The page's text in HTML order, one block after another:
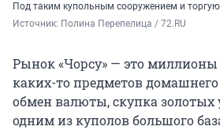
Под таким купольным сооружением и
Источник: Полина Перепелица / 72.RU
Рынок «Чорсу» — это
каких-то предметов
обмен валюты, скупка
одним из куполов большого